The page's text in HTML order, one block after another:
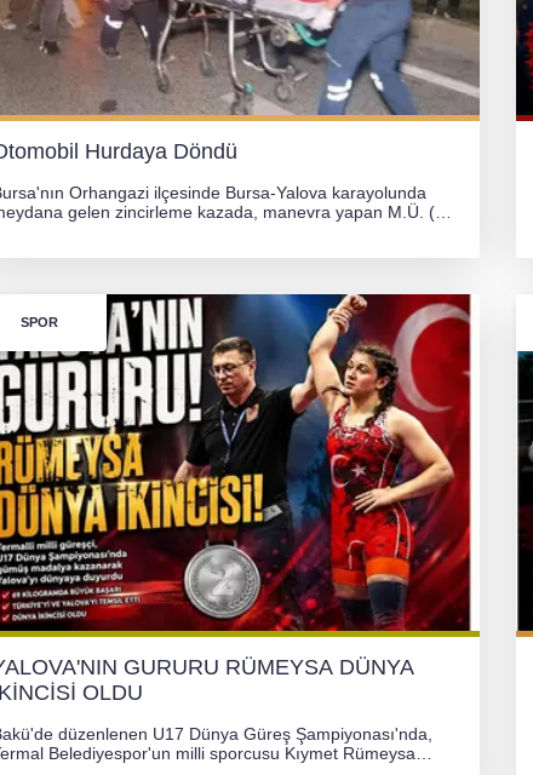
Hurdaya Döndü
Orhangazi ilçesinde Bursa-Yalova karayolunda
gelen zincirleme kazada, manevra yapan M.Ü. (35)
SPOR
GURURU RÜMEYSA DÜNYA
OLDU
düzenlenen U17 Dünya Güreş Şampiyonası'nda,
Belediyespor'un milli sporcusu Kıymet Rümeysa